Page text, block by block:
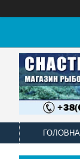
ГОЛОВНА